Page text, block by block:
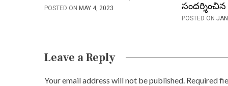
n
POSTED ON MAY 4, 2023
POSTED ON
Leave a Reply
Your email address will not be published. Required